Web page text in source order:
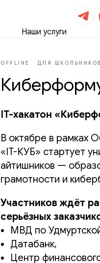
Наши услуги
OFFLINE ДЛЯ ШКОЛЬНИКОВ
IT-хакатон
В октябре в рамках
«IT-КУБ» стартует
айтишников —
грамотности и
Участников ждёт
серьёзных
МВД по
Датабанк,
Центр